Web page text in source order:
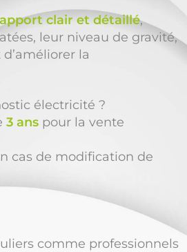
clair et détaillé,
leur niveau de gravité,
la
électricité ?
3 ans pour la vente
cas de modification de
comme professionnels